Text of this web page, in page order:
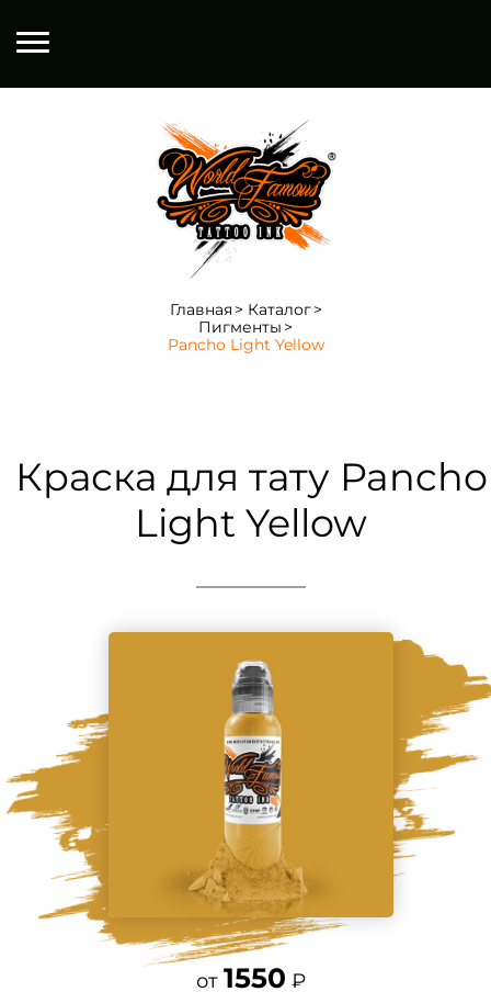
Главная
Каталог
Пигменты
Pancho Light Yellow
Краска для тату Pancho
Light Yellow
от 1550 ₽